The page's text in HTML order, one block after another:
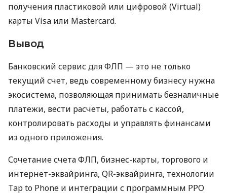
получения пластиковой или цифровой (Virtual)
карты Visa или Mastercard.
Вывод
Банковский сервис для ФЛП — это не только
текущий счет, ведь современному бизнесу нужна
экосистема, позволяющая принимать безналичные
платежи, вести расчеты, работать с кассой,
контролировать расходы и управлять финансами
из одного приложения.
Сочетание счета ФЛП, бизнес-карты, торгового и
интернет-эквайринга, QR-эквайринга, технологии
Tap to Phone и интеграции с программным РРО